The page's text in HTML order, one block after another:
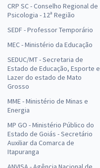
CRP SC - Conselho Regional de
Psicologia - 12ª Região
SEDF - Professor Temporário
MEC - Ministério da Educação
SEDUC/MT - Secretaria de
Estado de Educação, Esporte e
Lazer do estado de Mato
Grosso
MME - Ministério de Minas e
Energia
MP GO - Ministério Público do
Estado de Goiás - Secretário
Auxiliar da Comarca de
Itapuranga